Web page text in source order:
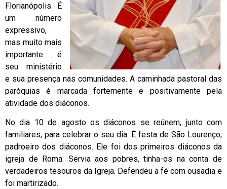
Florianópolis. É
um número
expressivo,
mas muito mais
importante é
seu ministério
e sua presença nas comunidades. A caminhada pastoral das
paróquias é marcada fortemente e positivamente pela
atividade dos diáconos.
No dia 10 de agosto os diáconos se reúnem, junto com
familiares, para celebrar o seu dia. É festa de São Lourenço,
padroeiro dos diáconos. Ele foi dos primeiros diáconos da
igreja de Roma. Servia aos pobres, tinha-os na conta de
verdadeiros tesouros da Igreja. Defendeu a fé com ousadia e
foi martirizado.